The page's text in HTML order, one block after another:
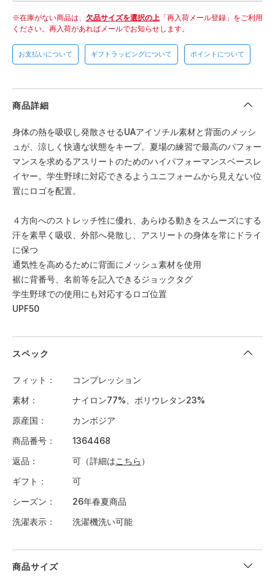
在庫がない商品は、 欠品サイズを選択の上 「再入荷メール登録」をご利用
ください。 再入荷があればメールでお知らせします。
お支払いについて ギフトラッピングについて ポイントについて
商品詳細
身体の熱を吸収し発散させるUAアイソチル素材と背面のメッシ
ュが、涼しく快適な状態をキープ。夏場の練習で最高のパフォー
マンスを求めるアスリートのためのハイパフォーマンスベースレ
イヤー。学生野球に対応できるようユニフォームから見えない位
置にロゴを配置。
４方向へのストレッチ性に優れ、あらゆる動きをスムーズにする
汗を素早く吸収、外部へ発散し、アスリートの身体を常にドライ
に保つ
通気性を高めるために背面にメッシュ素材を使用
裾に背番号、名前等を記入できるジョックタグ
学生野球での使用にも対応するロゴ位置
UPF50
スペック
フィット
コンプレッション
素材
ナイロン77%、ポリウレタン23%
原産国
カンボジア
商品番号
1364468
返品
可（詳細はこちら ）
ギフト
可
シーズン
26年春夏商品
洗濯表示
洗濯機洗い可能
商品サイズ